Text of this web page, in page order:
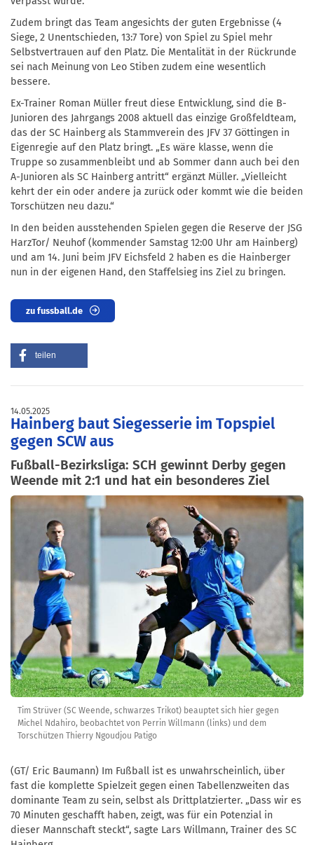
Zudem bringt das Team angesichts der guten Ergebnisse (4
Siege, 2 Unentschieden, 13:7 Tore) von Spiel zu Spiel mehr
Selbstvertrauen auf den Platz. Die Mentalität in der Rückrunde
sei nach Meinung von Leo Stiben zudem eine wesentlich
bessere.
Ex-Trainer Roman Müller freut diese Entwicklung, sind die B-
Junioren des Jahrgangs 2008 aktuell das einzige Großfeldteam,
das der SC Hainberg als Stammverein des JFV 37 Göttingen in
Eigenregie auf den Platz bringt. „Es wäre klasse, wenn die
Truppe so zusammenbleibt und ab Sommer dann auch bei den
A-Junioren als SC Hainberg antritt“ ergänzt Müller. „Vielleicht
kehrt der ein oder andere ja zurück oder kommt wie die beiden
Torschützen neu dazu.“
In den beiden ausstehenden Spielen gegen die Reserve der JSG
HarzTor/ Neuhof (kommender Samstag 12:00 Uhr am Hainberg)
und am 14. Juni beim JFV Eichsfeld 2 haben es die Hainberger
nun in der eigenen Hand, den Staffelsieg ins Ziel zu bringen.
zu fussball.de
teilen
14.05.2025
Hainberg baut Siegesserie im Topspiel
gegen SCW aus
Fußball-Bezirksliga: SCH gewinnt Derby gegen
Weende mit 2:1 und hat ein besonderes Ziel
Tim Strüver (SC Weende, schwarzes Trikot) beauptet sich hier gegen
Michel Ndahiro, beobachtet von Perrin Willmann (links) und dem
Torschützen Thierry Ngoudjou Patigo
(GT/ Eric Baumann) Im Fußball ist es unwahrscheinlich, über
fast die komplette Spielzeit gegen einen Tabellenzweiten das
dominante Team zu sein, selbst als Drittplatzierter. „Dass wir es
70 Minuten geschafft haben, zeigt, was für ein Potenzial in
dieser Mannschaft steckt“, sagte Lars Willmann, Trainer des SC